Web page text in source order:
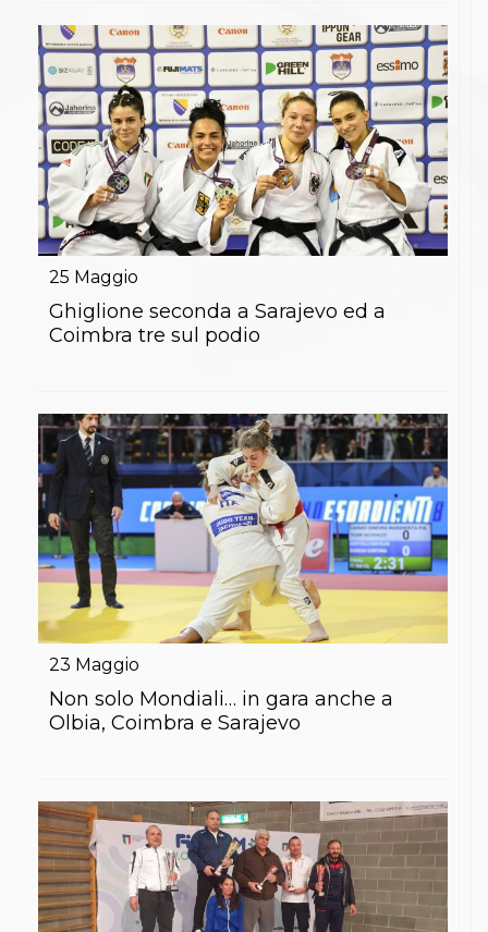
25 Maggio
Ghiglione seconda a Sarajevo ed a
Coimbra tre sul podio
23 Maggio
Non solo Mondiali… in gara anche a
Olbia, Coimbra e Sarajevo